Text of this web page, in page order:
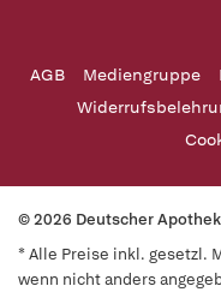
AGB Mediengruppe
© 2026 Deutscher
* Alle Preise inkl. gesetzl.
wenn nicht anders